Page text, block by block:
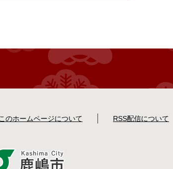
このホームページについて RSS配信について